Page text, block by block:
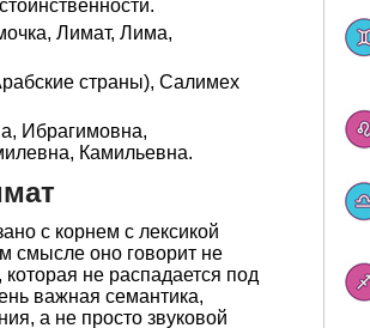
Лимат, Лима,
страны), Салимех
Ибрагимовна,
Камильевна.
с корнем с лексикой
смысле оно говорит не
не распадается под
важная семантика,
а не просто звуковой